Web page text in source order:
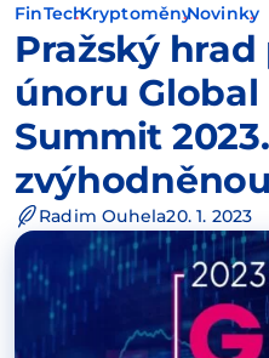
FinTechKryptoměnyNovinky
Pražský
únoru
Summit
Radim Ouhela20. 1. 2023